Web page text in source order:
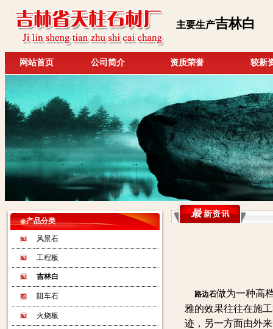
主要生产吉林白
网站首页 公司简介 资质荣誉 较新
产品分类
风景石
工程板
吉林白
阻车石
火烧板
路边石做为一种高
雅的效果往往在施
迹，另一方面由外